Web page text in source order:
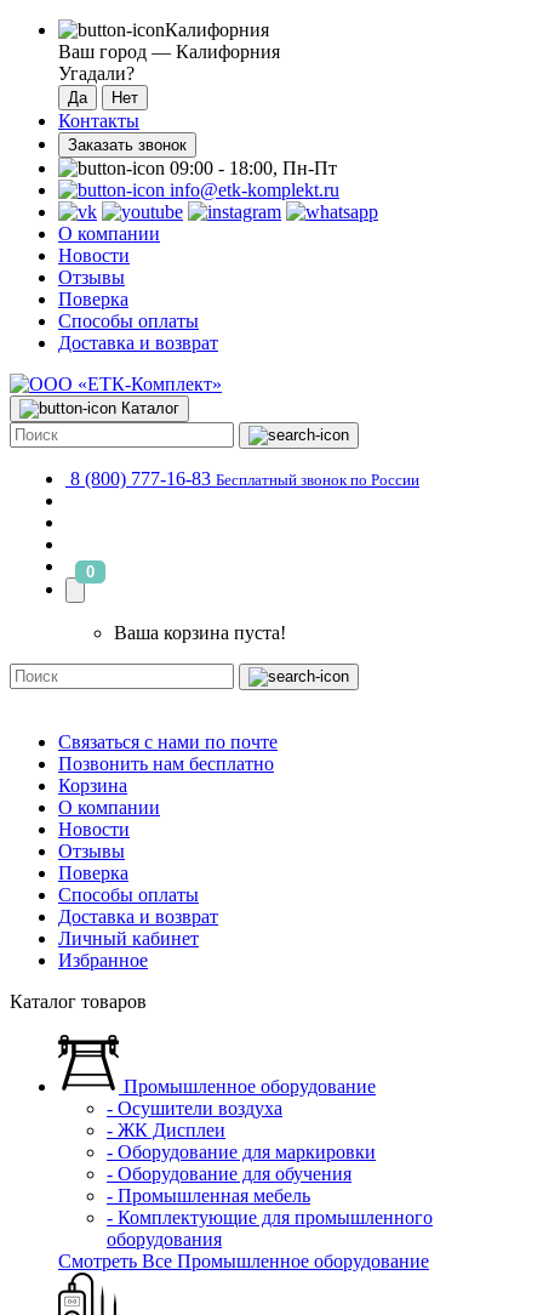
Калифорния
Ваш город — Калифорния
Угадали?
Контакты
Заказать звонок
09:00 - 18:00, Пн-Пт
info@etk-komplekt.ru
О компании
Новости
Отзывы
Поверка
Способы оплаты
Доставка и возврат
Каталог
8 (800) 777-16-83 Бесплатный звонок по России
0
Ваша корзина пуста!
Связаться с нами по почте
Позвонить нам бесплатно
Корзина
О компании
Новости
Отзывы
Поверка
Способы оплаты
Доставка и возврат
Личный кабинет
Избранное
Каталог товаров
Промышленное оборудование
- Осушители воздуха
- ЖК Дисплеи
- Оборудование для маркировки
- Оборудование для обучения
- Промышленная мебель
- Комплектующие для промышленного
оборудования
Смотреть Все Промышленное оборудование